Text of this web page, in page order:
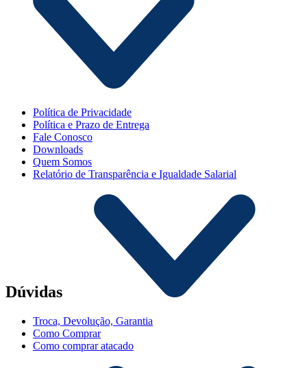
Política de Privacidade
Política e Prazo de Entrega
Fale Conosco
Downloads
Quem Somos
Relatório de Transparência e Igualdade Salarial
Dúvidas
Troca, Devolução, Garantia
Como Comprar
Como comprar atacado